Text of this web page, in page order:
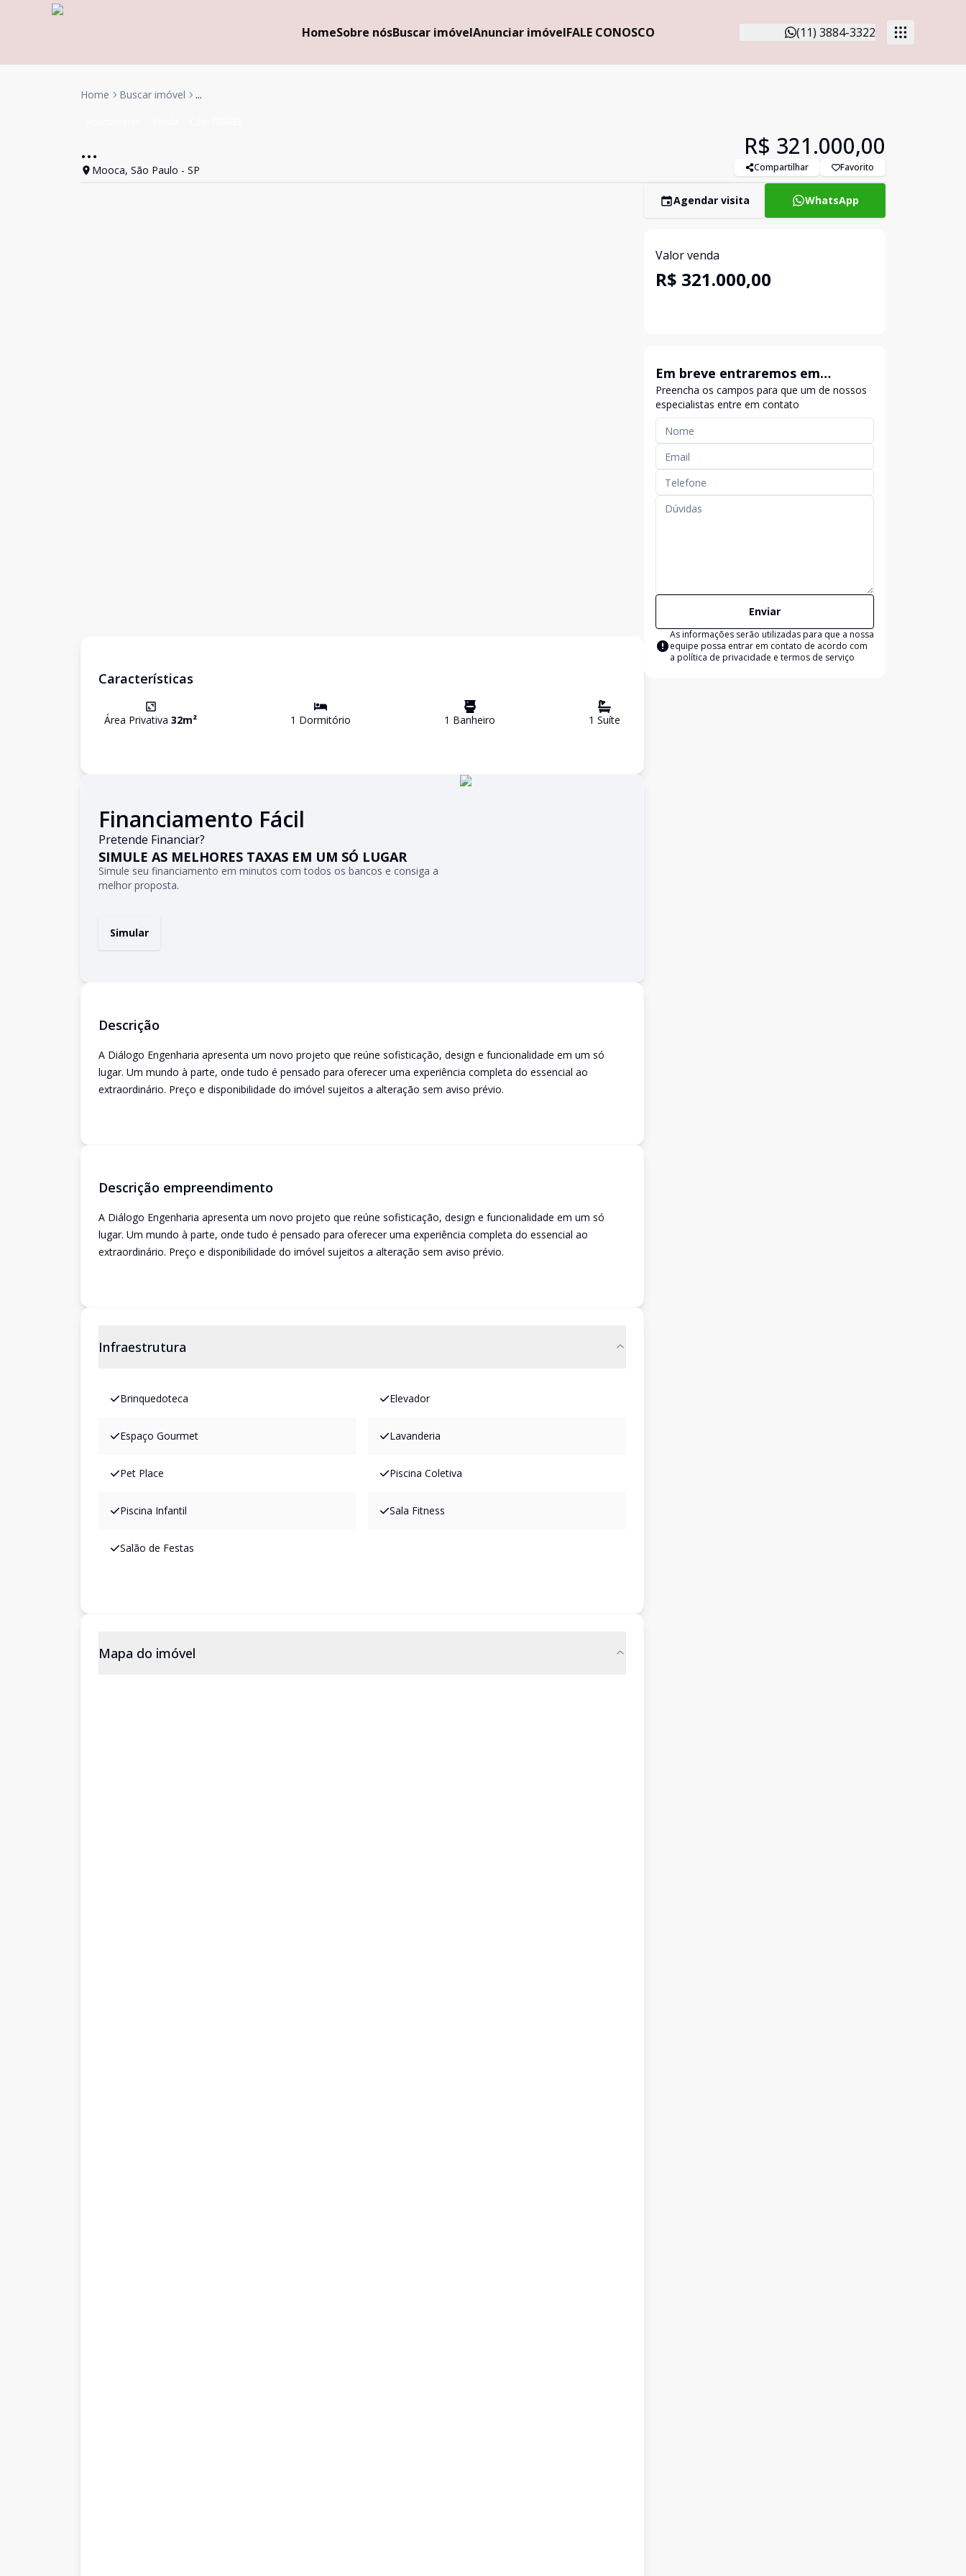
HomeSobre nósBuscar imóvelAnunciar imóvelFALE CONOSCO (11) 3884-3322
Home Buscar imóvel ...
...
Mooca, São Paulo - SP
R$ 321.000,00
Compartilhar Favorito
Características
Área Privativa 32m² 1 Dormitório 1 Banheiro 1 Suíte
Financiamento Fácil
Pretende Financiar?
SIMULE AS MELHORES TAXAS EM UM SÓ LUGAR
Simule seu financiamento em minutos com todos os bancos e consiga a
melhor proposta.
Simular
Descrição
A Diálogo Engenharia apresenta um novo projeto que reúne sofisticação, design e funcionalidade em um só
lugar. Um mundo à parte, onde tudo é pensado para oferecer uma experiência completa do essencial ao
extraordinário. Preço e disponibilidade do imóvel sujeitos a alteração sem aviso prévio.
Descrição empreendimento
A Diálogo Engenharia apresenta um novo projeto que reúne sofisticação, design e funcionalidade em um só
lugar. Um mundo à parte, onde tudo é pensado para oferecer uma experiência completa do essencial ao
extraordinário. Preço e disponibilidade do imóvel sujeitos a alteração sem aviso prévio.
Infraestrutura
Brinquedoteca Elevador
Espaço Gourmet Lavanderia
Pet Place Piscina Coletiva
Piscina Infantil Sala Fitness
Salão de Festas
Mapa do imóvel
Agendar visita WhatsApp
Valor venda
R$ 321.000,00
Em breve entraremos em
contato
Preencha os campos para que um de nossos
especialistas entre em contato
Enviar
As informações serão utilizadas para que a nossa
equipe possa entrar em contato de acordo com
a política de privacidade e termos de serviço